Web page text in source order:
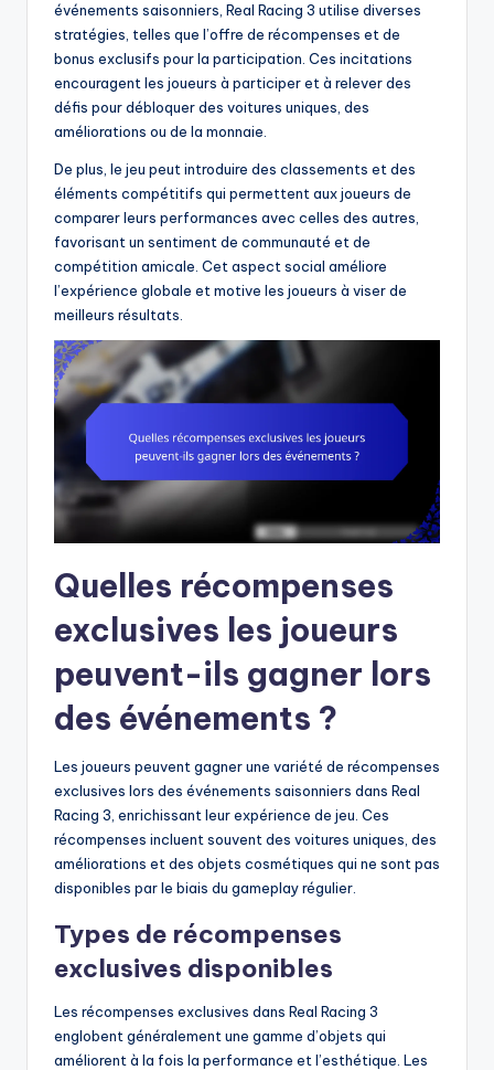
événements saisonniers, Real Racing 3 utilise diverses
stratégies, telles que l’offre de récompenses et de
bonus exclusifs pour la participation. Ces incitations
encouragent les joueurs à participer et à relever des
défis pour débloquer des voitures uniques, des
améliorations ou de la monnaie.
De plus, le jeu peut introduire des classements et des
éléments compétitifs qui permettent aux joueurs de
comparer leurs performances avec celles des autres,
favorisant un sentiment de communauté et de
compétition amicale. Cet aspect social améliore
l’expérience globale et motive les joueurs à viser de
meilleurs résultats.
Quelles récompenses
exclusives les joueurs
peuvent-ils gagner lors
des événements ?
Les joueurs peuvent gagner une variété de récompenses
exclusives lors des événements saisonniers dans Real
Racing 3, enrichissant leur expérience de jeu. Ces
récompenses incluent souvent des voitures uniques, des
améliorations et des objets cosmétiques qui ne sont pas
disponibles par le biais du gameplay régulier.
Types de récompenses
exclusives disponibles
Les récompenses exclusives dans Real Racing 3
englobent généralement une gamme d’objets qui
améliorent à la fois la performance et l’esthétique. Les